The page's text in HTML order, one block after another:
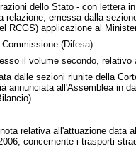
dello Stato - con lettera
emessa dalla
RCGS) applicazione al
(Difesa).
il volume secondo,
dalle sezioni riunite della
annunciata all'Assemblea in
relativa all'attuazione data
concernente i trasporti